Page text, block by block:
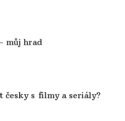
můj hrad
česky s filmy a seriály?